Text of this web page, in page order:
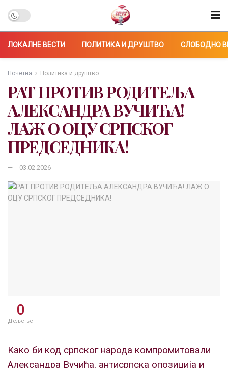
ЛОКАЛНЕ ВЕСТИ ПОЛИТИКА И ДРУШТВО СЛОБОДНО
Почетна Политика и друштво
РАТ ПРОТИВ РОДИТЕЉА
АЛЕКСАНДРА ВУЧИЋА!
ЛАЖ О ОЦУ СРПСКОГ
ПРЕДСЕДНИКА!
03.02.2026
0
Дељење
Како би код српског народа компромитовали
Александра Вучића, антисрпска опозиција и